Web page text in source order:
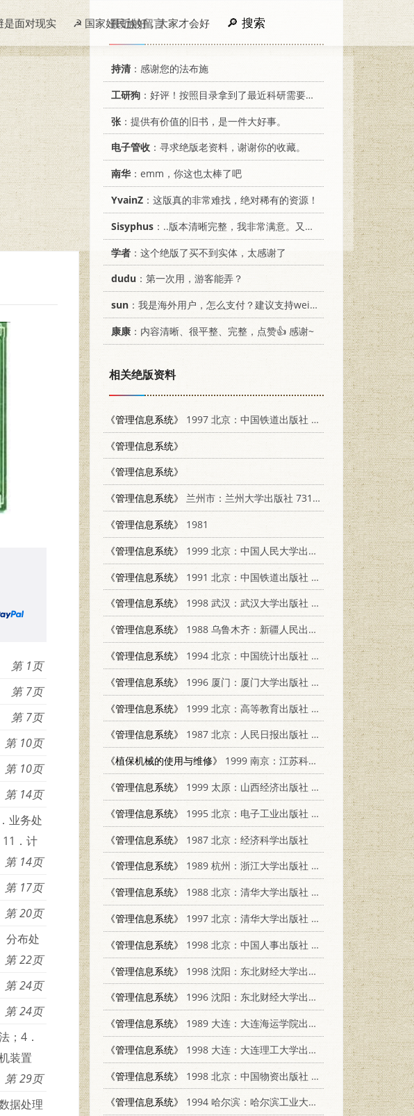
是面对现实 ☭ 国家好民族好，大家才会好 搜索
1
7
7
10
10
14
业务处
．计
14
17
20
分布处
22
24
24
；4．
装置
29
据处理
最近的留言
持清 ：感谢您的法布施
工研狗 ：好评！按照目录拿到了最近科研需要的材料！
张 ：提供有价值的旧书，是一件大好事。
电子管收 ：寻求绝版老资料，谢谢你的收藏。
南华：emm，你这也太棒了吧
YvainZ ：这版真的非常难找，绝对稀有的资源！
Sisyphus ：..版本清晰完整，我非常满意。又及，这本《话语的真相》...
学者 ：这个绝版了买不到实体，太感谢了
dudu ：第一次用，游客能弄？
sun ：我是海外用户，怎么支付？建议支持weixin支付
康康 ：内容清晰、很平整、完整，点赞👍 感谢~
相关绝版资料
《管理信息系统》
1997 北京：中国铁道出版社 7113027385
《管理信息系统》
《管理信息系统》
《管理信息系统》
兰州市：兰州大学出版社 731102532X
《管理信息系统》
1981
《管理信息系统》
1999 北京：中国人民大学出版社 7300033350
《管理信息系统》
1991 北京：中国铁道出版社 7113010725
《管理信息系统》
1998 武汉：武汉大学出版社 7307025140
《管理信息系统》
1988 乌鲁木齐：新疆人民出版社 7228001753
《管理信息系统》
1994 北京：中国统计出版社 7503717815
《管理信息系统》
1996 厦门：厦门大学出版社 7561511884
《管理信息系统》
1999 北京：高等教育出版社 7040070650
《管理信息系统》
1987 北京：人民日报出版社 4132·044
《植保机械的使用与维修》
1999 南京：江苏科学技术出版社 7534529352
《管理信息系统》
1999 太原：山西经济出版社 7806363734
《管理信息系统》
1995 北京：电子工业出版社 7505330748
《管理信息系统》
1987 北京：经济科学出版社
《管理信息系统》
1989 杭州：浙江大学出版社 7308002349
《管理信息系统》
1988 北京：清华大学出版社 730200174X
《管理信息系统》
1997 北京：清华大学出版社 7302011575
《管理信息系统》
1998 北京：中国人事出版社 7801393147
《管理信息系统》
1998 沈阳：东北财经大学出版社 7810443151
《管理信息系统》
1996 沈阳：东北财经大学出版社 781044168X
《管理信息系统》
1989 大连：大连海运学院出版社 7563200517
《管理信息系统》
1998 大连：大连理工大学出版社 7561114354
《管理信息系统》
1998 北京：中国物资出版社 7504707651
《管理信息系统》
1994 哈尔滨：哈尔滨工业大学出版社 7560308031